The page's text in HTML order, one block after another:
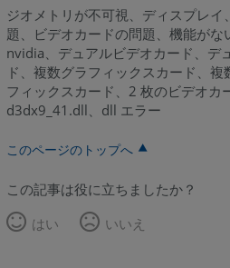
ー
ド
の
コ
ン
ロ
ル
ネ
ジオメトリが不可視、ディスプレ
題、ビデオカードの問題、機能がな
nvidia、デュアルビデオカード、デ
ド、複数グラフィックスカード、
フィックスカード、2 枚のビデオカ
d3dx9_41.dll、dll エラー
このページのトップへ
この記事は役に立ちましたか？
はい
いいえ